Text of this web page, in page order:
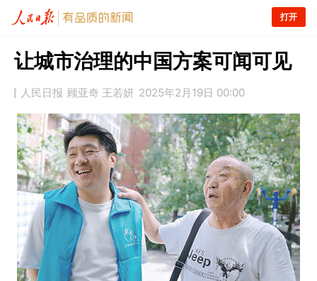
打开
让城市治理的中国方案可闻可见
人民日报 顾亚奇 王若妍 2025年2月19日 00:00